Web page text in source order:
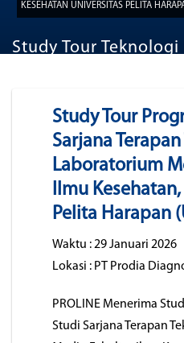
KESEHATAN UNIVERSITAS PELITA
Study Tour
Study Tour
Sarjana
Laboratorium
Ilmu
Pelita Harapan
Waktu : 29 Januari 2026
Lokasi : PT Prodia
PROLINE Menerima
Studi Sarjana Terapan